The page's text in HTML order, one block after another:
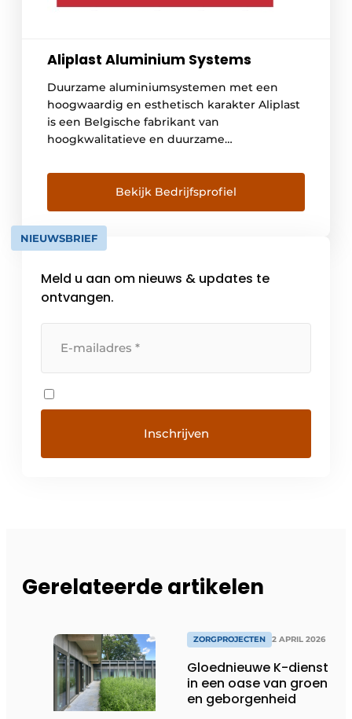
Aliplast Aluminium Systems
Duurzame aluminiumsystemen met een
hoogwaardig en esthetisch karakter Aliplast
is een Belgische fabrikant van
hoogkwalitatieve en duurzame
schuiframen, veranda’s, gevelbekleding en
glasgevels. Ook voor binnendeuren en
binnenwanden bestaat er een heel
assortiment onder de naam IDA doors.
Aliplast kiest er resoluut voor om de
[…]
Bekijk Bedrijfsprofiel
NIEUWSBRIEF
Meld u aan om nieuws & updates te
ontvangen.
Gerelateerde artikelen
ZORGPROJECTEN 2 APRIL 2026
Gloednieuwe K-dienst
in een oase van groen
en geborgenheid